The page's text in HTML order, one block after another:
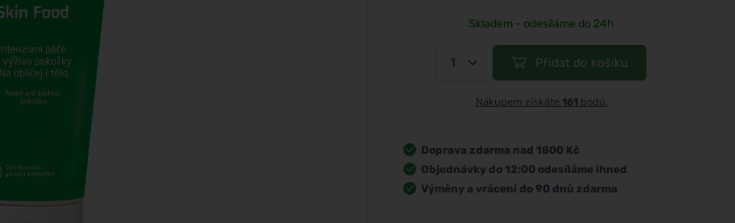
Skladem - odesíláme do 24h
Přidat do košíku
Nákupem získáte 161 bodů.
Doprava zdarma nad 1800 Kč
Objednávky do 12:00 odesíláme ihned
Výměny a vrácení do 90 dnů zdarma